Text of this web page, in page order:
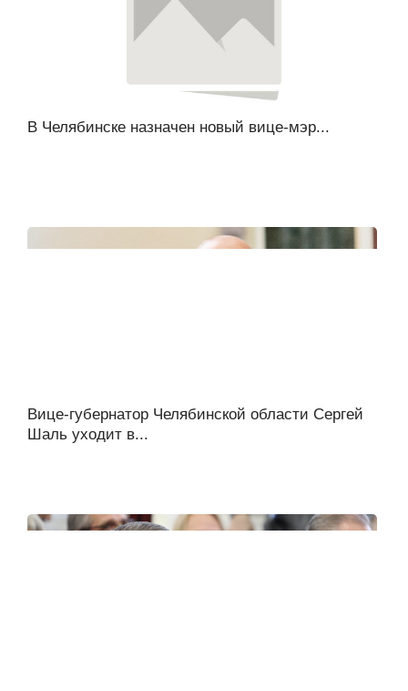
В Челябинске назначен новый вице-мэр...
Вице-губернатор Челябинской области Сергей
Шаль уходит в...